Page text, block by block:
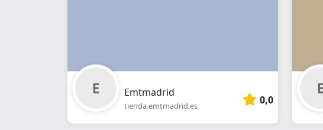
Emtmadrid
tienda.emtmadrid.es 0,0